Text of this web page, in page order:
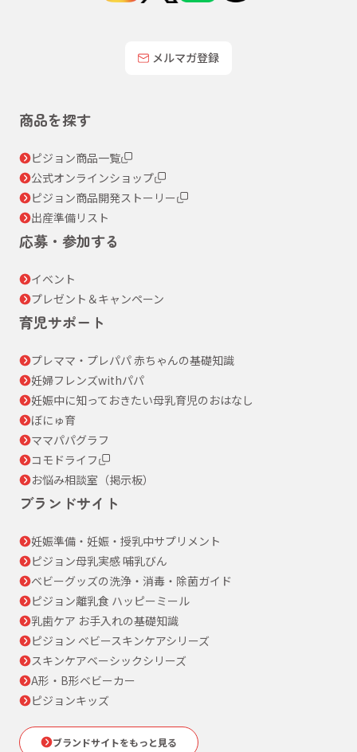
メルマガ登録
商品を探す
ピジョン商品一覧
公式オンラインショップ
ピジョン商品開発ストーリー
出産準備リスト
応募・参加する
イベント
プレゼント＆キャンペーン
育児サポート
プレママ・プレパパ 赤ちゃんの基礎知識
妊婦フレンズwithパパ
妊娠中に知っておきたい母乳育児のおはなし
ぼにゅ育
ママパパグラフ
コモドライフ
お悩み相談室（掲示板）
ブランドサイト
妊娠準備・妊娠・授乳中サプリメント
ピジョン母乳実感 哺乳びん
ベビーグッズの洗浄・消毒・除菌ガイド
ピジョン離乳食 ハッピーミール
乳歯ケア お手入れの基礎知識
ピジョン ベビースキンケアシリーズ
スキンケアベーシックシリーズ
A形・B形ベビーカー
ピジョンキッズ
ブランドサイトをもっと見る